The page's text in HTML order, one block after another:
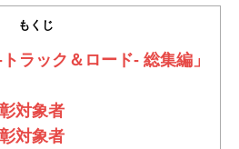
もくじ
ラック＆ロード‐ 総集編」
対象者
対象者